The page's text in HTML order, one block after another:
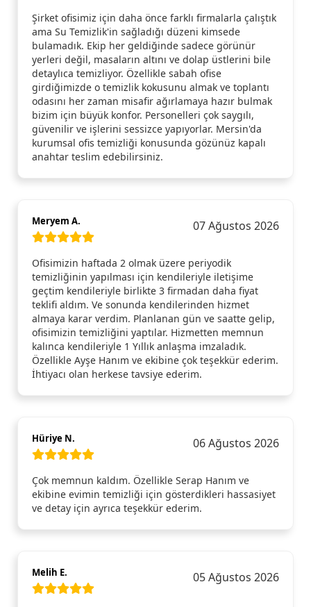
Şirket ofisimiz için daha önce farklı firmalarla çalıştık
ama Su Temizlik'in sağladığı düzeni kimsede
bulamadık. Ekip her geldiğinde sadece görünür
yerleri değil, masaların altını ve dolap üstlerini bile
detaylıca temizliyor. Özellikle sabah ofise
girdiğimizde o temizlik kokusunu almak ve toplantı
odasını her zaman misafir ağırlamaya hazır bulmak
bizim için büyük konfor. Personelleri çok saygılı,
güvenilir ve işlerini sessizce yapıyorlar. Mersin'da
kurumsal ofis temizliği konusunda gözünüz kapalı
anahtar teslim edebilirsiniz.
Meryem A. 07 Ağustos 2026
Ofisimizin haftada 2 olmak üzere periyodik
temizliğinin yapılması için kendileriyle iletişime
geçtim kendileriyle birlikte 3 firmadan daha fiyat
teklifi aldım. Ve sonunda kendilerinden hizmet
almaya karar verdim. Planlanan gün ve saatte gelip,
ofisimizin temizliğini yaptılar. Hizmetten memnun
kalınca kendileriyle 1 Yıllık anlaşma imzaladık.
Özellikle Ayşe Hanım ve ekibine çok teşekkür ederim.
İhtiyacı olan herkese tavsiye ederim.
Hüriye N. 06 Ağustos 2026
Çok memnun kaldım. Özellikle Serap Hanım ve
ekibine evimin temizliği için gösterdikleri hassasiyet
ve detay için ayrıca teşekkür ederim.
Melih E. 05 Ağustos 2026